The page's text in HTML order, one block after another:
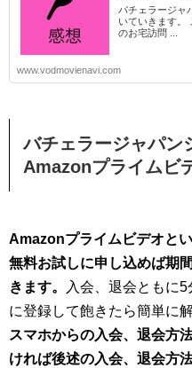
バチェラージャ
いていきます。
のお宅訪問 ...
www.vodmovienavi.com
バチェラージャパン
Amazonプライムビ
Amazonプライムビデオと
無料お試しに申し込めば期
きます。
入会、退会ともに
に登録して飽きたら簡単に
スマホからの入会、退会方
ければ後述の入会、退会方